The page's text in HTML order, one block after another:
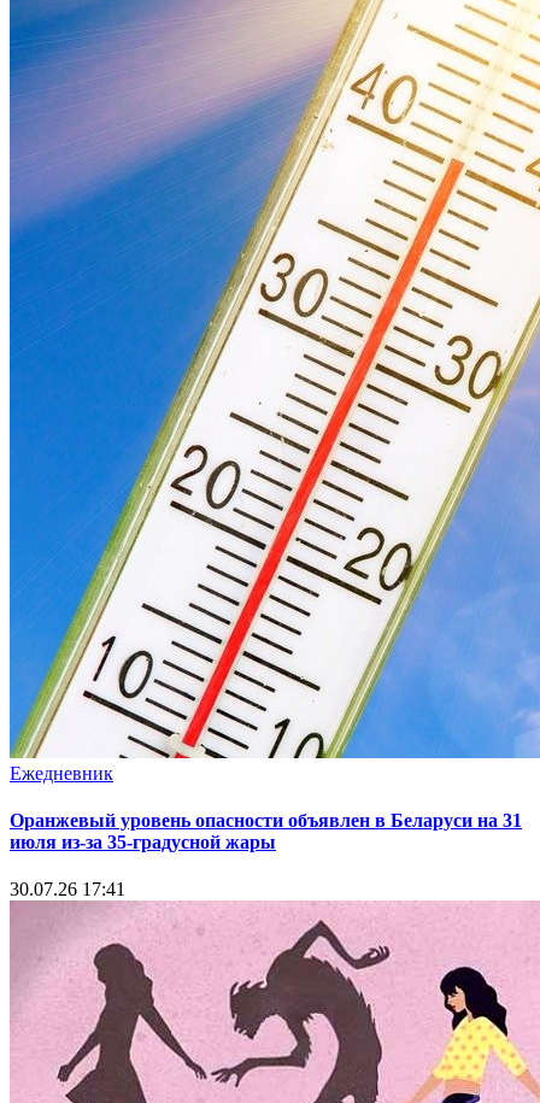
Ежедневник
Оранжевый уровень опасности объявлен в Беларуси на 31
июля из‑за 35‑градусной жары
30.07.26 17:41